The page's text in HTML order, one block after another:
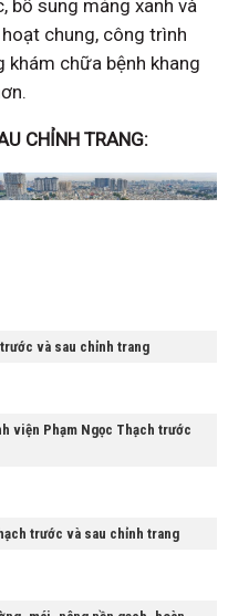
bổ sung mảng xanh và
chung, công trình
chữa bệnh khang
CHỈNH TRANG:
và sau chỉnh trang
viện Phạm Ngọc Thạch trước
trước và sau chỉnh trang